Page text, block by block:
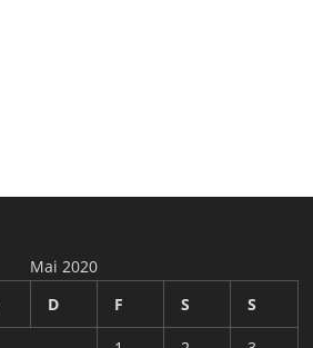
Mai 2020
D F S S